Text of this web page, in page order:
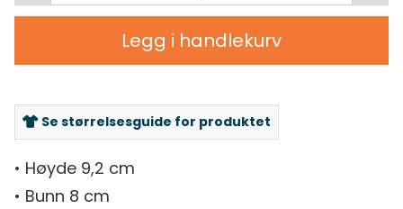
Legg i handlekurv
Se størrelsesguide for produktet
• Høyde 9,2 cm
• Bunn 8 cm